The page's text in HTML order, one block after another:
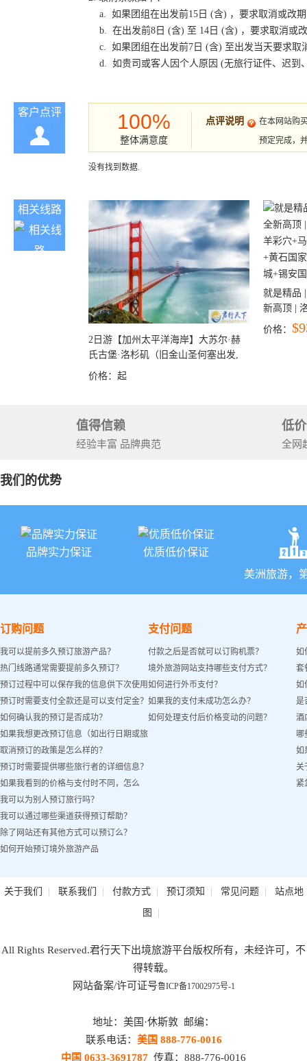
a. 如果团组在出发前15日 (含) ，要求取消或改
b. 在出发前8日 (含) 至 14日 (含) ，要求取消或
c. 如果团组在出发前7日 (含) 至出发当天要求取
d. 如贵司或客人因个人原因 (无旅行证件、迟到
客户点评 100%
整体满意度
点评说明
在本网站购
预定完成，
没有找到数据.
相关线路
2日游【加州太平洋海岸】大苏尔·赫
氏古堡·洛杉矶（旧金山圣何塞出发,
洛杉矶结束）
价格： 起
就是精品
新高顶 |
彩穴+马
价格：
值得信赖
经验丰富 品牌典范
低
全网
我们的优势
品牌实力保证
优质低价保证
美洲旅游，
订购问题
我可以提前多久预订旅游产品？
热门线路通常需要提前多久预订？
预订过程中可以保存我的信息供下次使用
吗？
预订时需要支付全款还是可以支付定金？
如何确认我的预订是否成功？
如果我想更改预订信息（如出行日期或旅
客姓名）怎么办？
取消预订的政策是怎么样的？
预订时需要提供哪些旅行者的详细信息？
如果我看到的价格与支付时不同，怎么
办？
我可以为别人预订旅行吗？
我可以通过哪些渠道获得预订帮助？
除了网站还有其他方式可以预订么？
如何开始预订境外旅游产品
支付问题
付款之后是否就可以订购机票？
境外旅游网站支持哪些支付方式？
如何进行外币支付？
如果我的支付未成功怎么办？
如何处理支付后价格变动的问题？
如
套
如
是
酒
哪
如
关
紧
关于我们 | 联系我们 | 付款方式| 预订须知 | 常见问题| 站点地
图 |
All Rights Reserved.君行天下出境旅游平台版权所有，未经许可，不
得转载。
网站备案/许可证号鲁ICP备17002975号-1
地址：美国·休斯敦 邮编：
联系电话： 美国 888-776-0016
中国 0633-3691787 传真：888-776-0016